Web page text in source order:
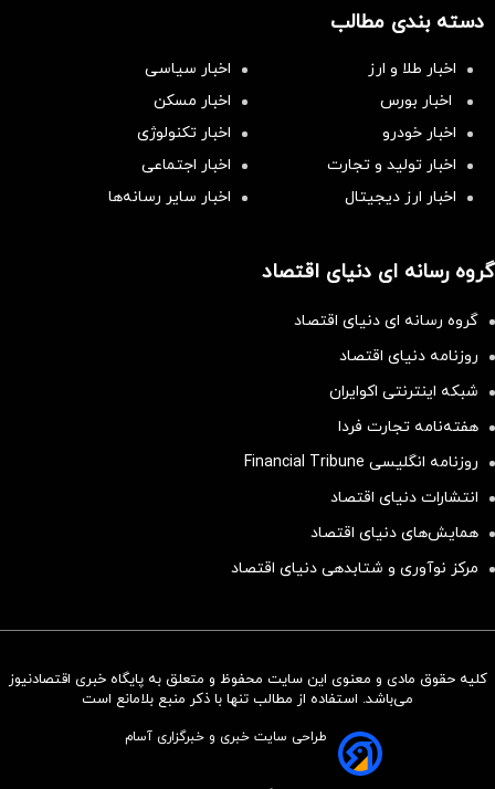
سرمایه‌گذاری همسنگ با شاخص
دسته بندی مطالب
اخبار طلا و ارز
اخبار سیاسی
اخبار بورس
اخبار مسکن
اخبار خودرو
اخبار تکنولوژی
اخبار تولید و تجارت
اخبار اجتماعی
اخبار ارز دیجیتال
اخبار سایر رسانه‌‌ها
گروه رسانه ای دنیای اقتصاد
گروه رسانه ای دنیای اقتصاد
روزنامه دنیای اقتصاد
شبکه اینترنتی اکوایران
هفته‌نامه تجارت فردا
روزنامه انگلیسی Financial Tribune
انتشارات دنیای اقتصاد
همایش‌های دنیای اقتصاد
مرکز نوآوری و شتابدهی دنیای اقتصاد
کلیه حقوق مادی و معنوی این سایت محفوظ و متعلق به پایگاه خبری اقتصادنیوز
می‌باشد. استفاده از مطالب تنها با ذکر منبع بلامانع است
طراحی سایت خبری و خبرگزاری آسام